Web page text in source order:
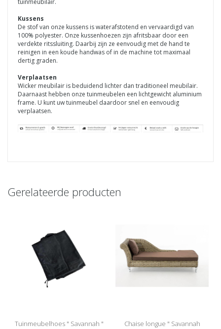
tuinmeubilair.
Kussens
De stof van onze kussens is waterafstotend en vervaardigd van
100% polyester. Onze kussenhoezen zijn afritsbaar door een
verdekte ritssluiting. Daarbij zijn ze eenvoudig met de hand te
reinigen in een koude handwas of in de machine tot maximaal
dertig graden.
Verplaatsen
Wicker meubilair is beduidend lichter dan traditioneel meubilair.
Daarnaast hebben onze tuinmeubelen een lichtgewicht aluminium
frame. U kunt uw tuinmeubel daardoor snel en eenvoudig
verplaatsen.
Gerelateerde producten
Tuinmeubelhoes " Savannah " Chaise longue " Savannah